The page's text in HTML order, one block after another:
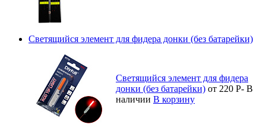
Светящийся элемент для фидера донки (без батарейки)
Светящийся элемент для фидера
донки (без батарейки) от 220 Р- В
наличии В корзину